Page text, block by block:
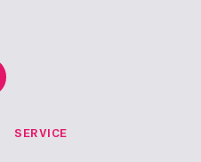
SERVICE